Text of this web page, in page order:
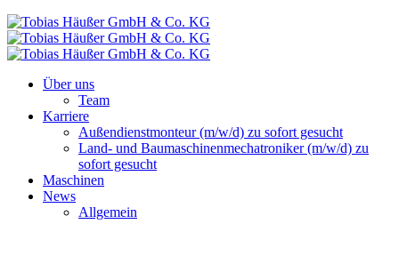
Über uns
Team
Karriere
Außendienstmonteur (m/w/d) zu sofort gesucht
Land- und Baumaschinenmechatroniker (m/w/d) zu
sofort gesucht
Maschinen
News
Allgemein